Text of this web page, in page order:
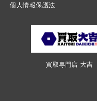
個人情報保護法
買取専門店 大吉